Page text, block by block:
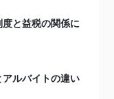
と益税の関係に
アルバイトの違い